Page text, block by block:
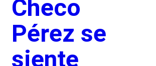
Checo
Pérez se
siente